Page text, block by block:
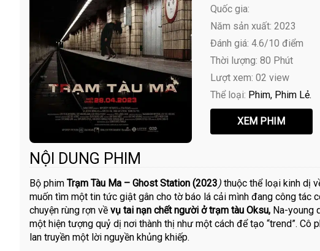
Quốc gia:
Năm sản xuất: 2023
Đánh giá: 4.6/10 điểm
Thời lượng: 80 Phút
Lượt xem: 02 view
Thể loại: Phim Phim Lẻ
NỘI DUNG PHIM
Bộ phim Trạm Tàu Ma – Ghost Station (2023) thuộc thể loại kinh dị
muốn tìm một tin tức giật gân cho tờ báo lá cải mình đang công tác
chuyện rùng rợn về vụ tai nạn chết người ở trạm tàu Oksu, Na-young
một hiện tượng quỷ dị nơi thành thị như một cách để tạo “trend”.
lan truyền một lời nguyền khủng khiếp.